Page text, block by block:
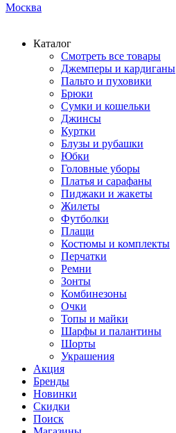
Москва
Каталог
Смотреть все товары
Джемперы и кардиганы
Пальто и пуховики
Брюки
Сумки и кошельки
Джинсы
Куртки
Блузы и рубашки
Юбки
Головные уборы
Платья и сарафаны
Пиджаки и жакеты
Жилеты
Футболки
Плащи
Костюмы и комплекты
Перчатки
Ремни
Зонты
Комбинезоны
Очки
Топы и майки
Шарфы и палантины
Шорты
Украшения
Акция
Бренды
Новинки
Скидки
Поиск